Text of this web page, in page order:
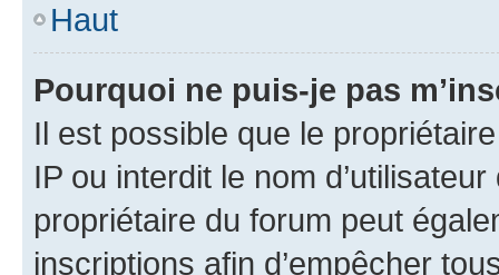
Haut
Pourquoi ne puis-je pas
Il est possible que le
IP ou interdit le nom
propriétaire du forum peut
inscriptions afin d’empêcher